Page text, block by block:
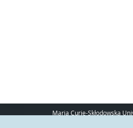
Maria Curie-Skłodowska